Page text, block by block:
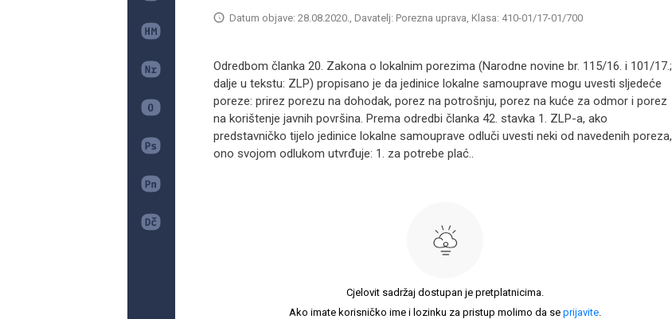
Datum objave: 28.08.2020., Davatelj: Porezna uprava, Klasa: 410-01/17-01/700
Odredbom članka 20. Zakona o lokalnim porezima (Narodne novine br. 115/16. i 101/17.;
dalje u tekstu: ZLP) propisano je da jedinice lokalne samouprave mogu uvesti sljedeće
poreze: prirez porezu na dohodak, porez na potrošnju, porez na kuće za odmor i porez
na korištenje javnih površina. Prema odredbi članka 42. stavka 1. ZLP-a, ako
predstavničko tijelo jedinice lokalne samouprave odluči uvesti neki od navedenih poreza,
ono svojom odlukom utvrđuje: 1. za potrebe plać..
Cjelovit sadržaj dostupan je pretplatnicima.
Ako imate korisničko ime i lozinku za pristup molimo da se prijavite.